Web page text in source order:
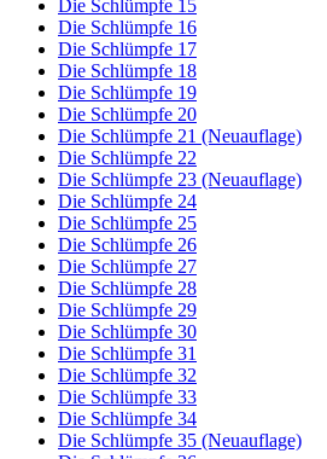
Die Schlümpfe 15
Die Schlümpfe 16
Die Schlümpfe 17
Die Schlümpfe 18
Die Schlümpfe 19
Die Schlümpfe 20
Die Schlümpfe 21 (Neuauflage)
Die Schlümpfe 22
Die Schlümpfe 23 (Neuauflage)
Die Schlümpfe 24
Die Schlümpfe 25
Die Schlümpfe 26
Die Schlümpfe 27
Die Schlümpfe 28
Die Schlümpfe 29
Die Schlümpfe 30
Die Schlümpfe 31
Die Schlümpfe 32
Die Schlümpfe 33
Die Schlümpfe 34
Die Schlümpfe 35 (Neuauflage)